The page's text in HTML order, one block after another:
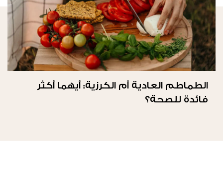
الطماطم العادية أم الكرزية: أيهما أكثر
فائدة للصحة؟